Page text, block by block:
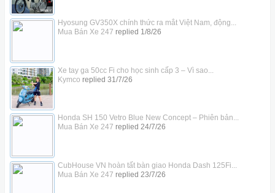
Hyosung GV350X chính thức ra mắt Việt Nam, động...
Mua Bán Xe 247 replied 1/8/26
Xe tay ga 50cc Fi cho học sinh cấp 3 – Vì sao...
Kymco replied 31/7/26
Honda SH 150 Vetro Blue New Concept – Phiên bản...
Mua Bán Xe 247 replied 24/7/26
CubHouse VN hoàn tất bàn giao Honda Dash 125Fi...
Mua Bán Xe 247 replied 23/7/26